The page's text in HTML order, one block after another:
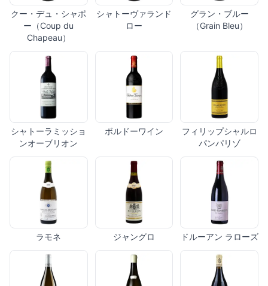
クー・デュ・シャポ
ー（Coup du
Chapeau）
シャトーヴァランド
ロー
グラン・ブルー
（Grain Bleu）
シャトーラミッショ
ンオーブリオン
ボルドーワイン
フィリップシャルロ
パンパリゾ
ラモネ ジャングロ ドルーアン ラローズ